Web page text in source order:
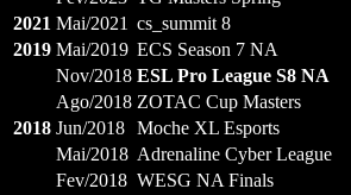
2021 Mai/2021 cs_summit 8
2019 Mai/2019 ECS Season 7 NA
2018
Nov/2018 ESL Pro League S8 NA
Ago/2018 ZOTAC Cup Masters
Jun/2018 Moche XL Esports
Mai/2018 Adrenaline Cyber League
Fev/2018 WESG NA Finals